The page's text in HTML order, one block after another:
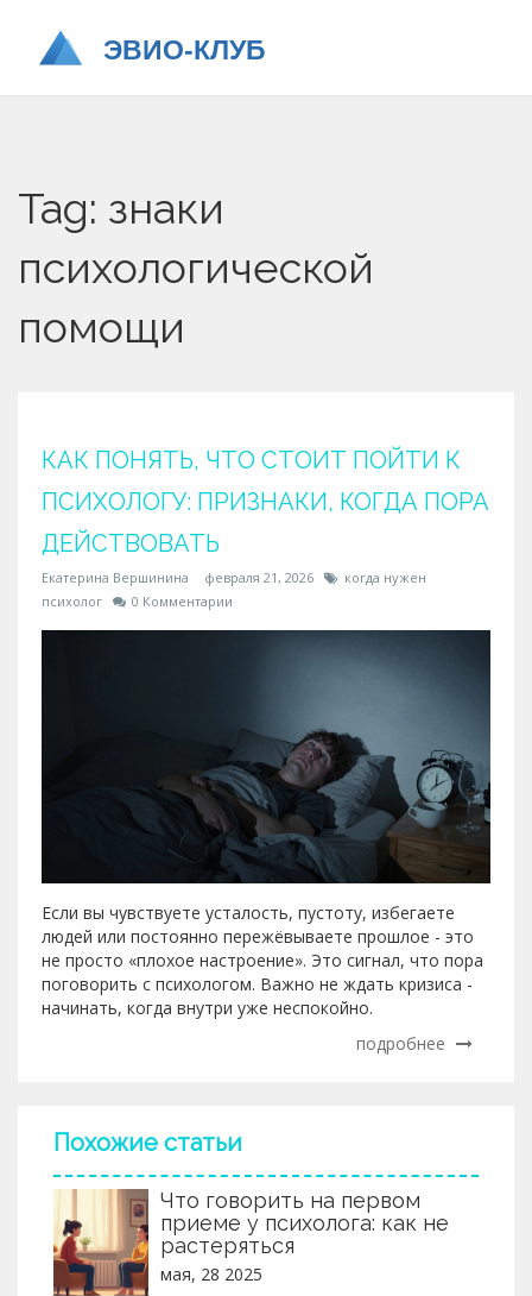
Tag: знаки
психологической
помощи
КАК ПОНЯТЬ, ЧТО СТОИТ ПОЙТИ К
ПСИХОЛОГУ: ПРИЗНАКИ, КОГДА ПОРА
ДЕЙСТВОВАТЬ
Екатерина Вершинина февраля 21, 2026
когда нужен
психолог
0 Комментарии
Если вы чувствуете усталость, пустоту, избегаете
людей или постоянно пережёвываете прошлое - это
не просто «плохое настроение». Это сигнал, что пора
поговорить с психологом. Важно не ждать кризиса -
начинать, когда внутри уже неспокойно.
подробнее
Похожие статьи
Что говорить на первом
приеме у психолога: как не
растеряться
мая, 28 2025